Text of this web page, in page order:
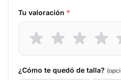
Tu valoración *
¿Cómo te quedó de talla?